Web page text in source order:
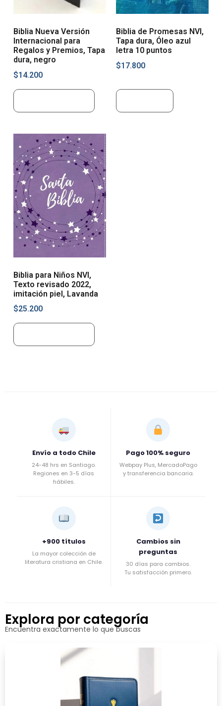
Biblia Nueva Versión
Internacional para
Regalos y Premios, Tapa
dura, negro
$14.200
Biblia de Promesas NVI,
Tapa dura, Óleo azul
letra 10 puntos
$17.800
Biblia para Niños NVI,
Texto revisado 2022,
imitación piel, Lavanda
$25.200
Envío a todo Chile
24-48 hrs en Santiago.
Regiones en 3-5 días
hábiles.
Pago 100% seguro
Webpay Plus, MercadoPago
y transferencia bancaria.
+900 títulos
La mayor colección de
literatura cristiana en Chile.
Cambios sin
preguntas
30 días para cambios.
Tu satisfacción primero.
Explora por categoría
Encuentra exactamente lo que buscas